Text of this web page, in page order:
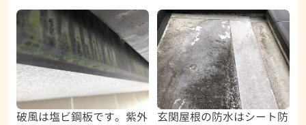
破風は塩ビ鋼板です。紫外
玄関屋根の防水はシート防